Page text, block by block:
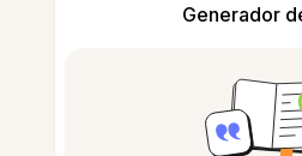
Generador